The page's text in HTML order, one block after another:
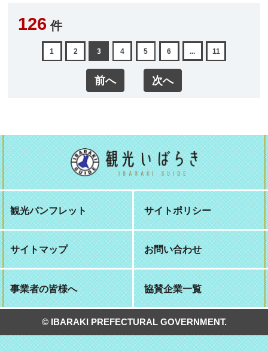
126 件
前へ
1 2 3 4 5 6 ... 11
次へ
観光パンフレット サイトポリシー
サイトマップ お問い合わせ
事業者の皆様へ 協賛企業一覧
© IBARAKI PREFECTURAL GOVERNMENT.